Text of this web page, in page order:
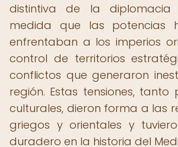
distintiva de la diplomacia
medida que las potencias
enfrentaban a los imperios
control de territorios
conflictos que generaron
región. Estas tensiones,
culturales, dieron forma a las
griegos y orientales y
duradero en la historia del